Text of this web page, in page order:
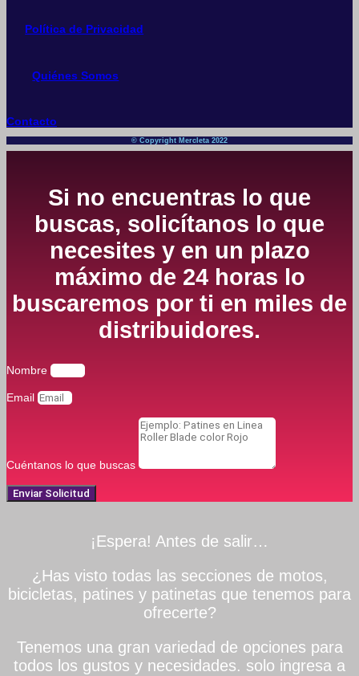
Política de Privacidad
Quiénes Somos
Contacto
© Copyright Mercleta 2022
Si no encuentras lo que
buscas, solicítanos lo que
necesites y en un plazo
máximo de 24 horas lo
buscaremos por ti en miles de
distribuidores.
Nombre
Email
Cuéntanos lo que buscas
Enviar Solicitud
¡Espera! Antes de salir…
¿Has visto todas las secciones de motos,
bicicletas, patines y patinetas que tenemos para
ofrecerte?
Tenemos una gran variedad de opciones para
todos los gustos y necesidades. solo ingresa a